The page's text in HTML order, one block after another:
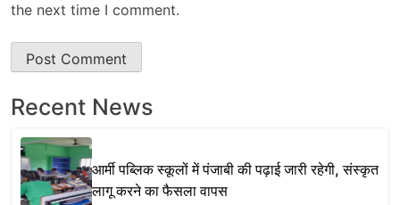
the next time I comment.
Recent News
आर्मी पब्लिक स्कूलों में पंजाबी की पढ़ाई जारी रहेगी, संस्कृत
लागू करने का फैसला वापस